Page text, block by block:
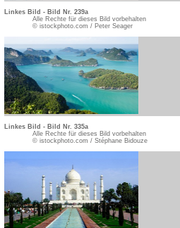
Linkes Bild - Bild Nr. 239a
Alle Rechte für dieses Bild vorbehalten
© istockphoto.com / Peter Seager
Linkes Bild - Bild Nr. 335a
Alle Rechte für dieses Bild vorbehalten
© istockphoto.com / Stéphane Bidouze